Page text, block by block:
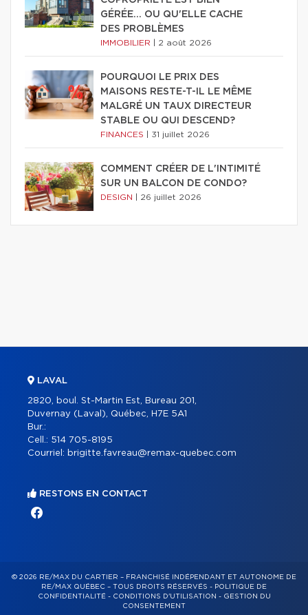
GÉRÉE… OU QU'ELLE CACHE
DES PROBLÈMES
IMMOBILIER 2 août 2026
POURQUOI LE PRIX DES
MAISONS RESTE-T-IL LE MÊME
MALGRÉ UN TAUX DIRECTEUR
STABLE OU QUI DESCEND?
FINANCES 31 juillet 2026
COMMENT CRÉER DE L'INTIMITÉ
SUR UN BALCON DE CONDO?
DESIGN 26 juillet 2026
LAVAL
2820, boul. St-Martin Est, Bureau 201,
Duvernay (Laval), Québec, H7E 5A1
Bur.:
Cell.: 514 705-8195
Courriel: brigitte.favreau@remax-quebec.com
RESTONS EN CONTACT
© 2026 RE/MAX DU CARTIER – FRANCHISÉ INDÉPENDANT ET AUTONOME DE
RE/MAX QUÉBEC – TOUS DROITS RÉSERVÉS - POLITIQUE DE
CONFIDENTIALITÉ- CONDITIONS D'UTILISATION - GESTION DU
CONSENTEMENT